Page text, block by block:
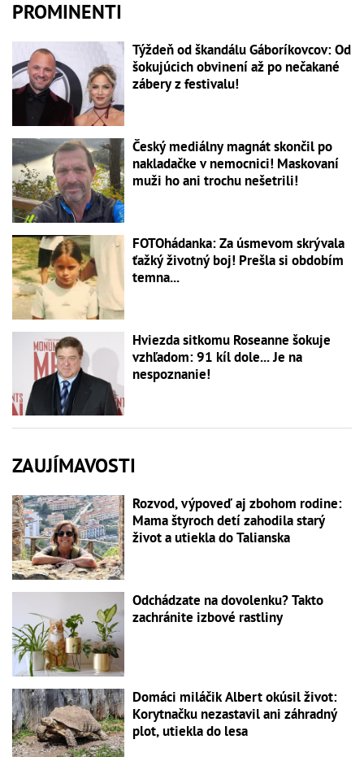
PROMINENTI
Týždeň od škandálu Gáboríkovcov: Od
šokujúcich obvinení až po nečakané
zábery z festivalu!
Český mediálny magnát skončil po
nakladačke v nemocnici! Maskovaní
muži ho ani trochu nešetrili!
FOTOhádanka: Za úsmevom skrývala
ťažký životný boj! Prešla si obdobím
temna...
Hviezda sitkomu Roseanne šokuje
vzhľadom: 91 kíl dole... Je na
nespoznanie!
ZAUJÍMAVOSTI
Rozvod, výpoveď aj zbohom rodine:
Mama štyroch detí zahodila starý
život a utiekla do Talianska
Odchádzate na dovolenku? Takto
zachránite izbové rastliny
Domáci miláčik Albert okúsil život:
Korytnačku nezastavil ani záhradný
plot, utiekla do lesa